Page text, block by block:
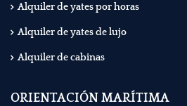
Alquiler de yates por horas
Alquiler de yates de lujo
Alquiler de cabinas
ORIENTACIÓN MARÍTIMA